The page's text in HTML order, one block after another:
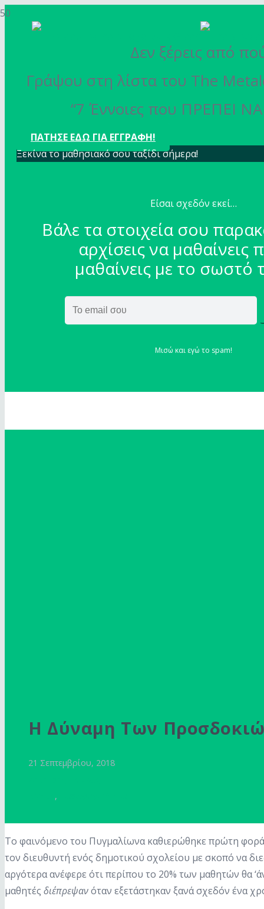
Δεν ξέρεις από
Γράψου στη λίστα του The
“7 Έννοιες που ΠΡΕΠΕΙ ΝΑ
ΠΑΤΗΣΕ ΕΔΩ ΓΙΑ ΕΓΓΡΑΦΗ!
Ξεκίνα το μαθησιακό σου ταξίδι σήμερα!
Είσαι σχεδόν εκεί…
Βάλε τα στοιχεία σου
αρχίσεις να μαθαίνεις
μαθαίνεις με το σωστό
Μισώ και εγώ το spam!
Η Δύναμη Των
21 Σεπτεμβρίου, 2018
,
Το φαινόμενο του Πυγμαλίωνα καθιερώθηκε πρώτη
τον διευθυντή ενός δημοτικού σχολείου με σκοπό να
αργότερα ανέφερε ότι περίπου το 20% των μαθητών θα
μαθητές διέπρεψανόταν εξετάστηκαν ξανά σχεδόν ένα